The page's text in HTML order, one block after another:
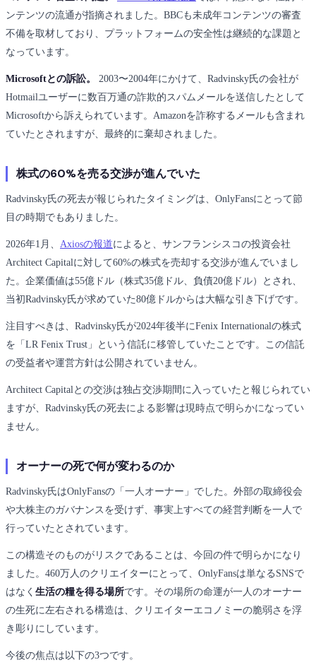
ンテンツの流通が指摘されました。BBCも未成年コンテンツの審査
不備を取材しており、プラットフォームの安全性は継続的な課題と
なっています。
Microsoftとの訴訟。
2003〜2004年にかけて、Radvinsky氏の会社が
Hotmailユーザーに数百万通の詐欺的スパムメールを送信したとして
Microsoftから訴えられています。Amazonを詐称するメールも含まれ
ていたとされますが、最終的に棄却されました。
株式の60%を売る交渉が進んでいた
Radvinsky氏の死去が報じられたタイミングは、OnlyFansにとって節
目の時期でもありました。
2026年1月、 Axiosの報道によると、サンフランシスコの投資会社
Architect Capitalに対して60%の株式を売却する交渉が進んでいまし
た。企業価値は55億ドル（株式35億ドル、負債20億ドル）とされ、
当初Radvinsky氏が求めていた80億ドルからは大幅な引き下げです。
注目すべきは、Radvinsky氏が2024年後半にFenix Internationalの株式
を「LR Fenix Trust」という信託に移管していたことです。この信託
の受益者や運営方針は公開されていません。
Architect Capitalとの交渉は独占交渉期間に入っていたと報じられてい
ますが、Radvinsky氏の死去による影響は現時点で明らかになってい
ません。
オーナーの死で何が変わるのか
Radvinsky氏はOnlyFansの「一人オーナー」でした。外部の取締役会
や大株主のガバナンスを受けず、事実上すべての経営判断を一人で
行っていたとされています。
この構造そのものがリスクであることは、今回の件で明らかになり
ました。460万人のクリエイターにとって、OnlyFansは単なるSNSで
はなく 生活の糧を得る場所です。その場所の命運が一人のオーナー
の生死に左右される構造は、クリエイターエコノミーの脆弱さを浮
き彫りにしています。
今後の焦点は以下の3つです。